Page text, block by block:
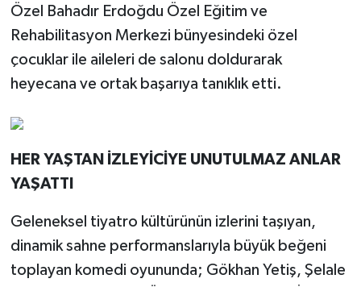
Özel Bahadır Erdoğdu Özel Eğitim ve
Rehabilitasyon Merkezi bünyesindeki özel
çocuklar ile aileleri de salonu doldurarak
heyecana ve ortak başarıya tanıklık etti.
HER YAŞTAN İZLEYİCİYE UNUTULMAZ ANLAR
YAŞATTI
Geleneksel tiyatro kültürünün izlerini taşıyan,
dinamik sahne performanslarıyla büyük beğeni
toplayan komedi oyununda; Gökhan Yetiş, Şelale